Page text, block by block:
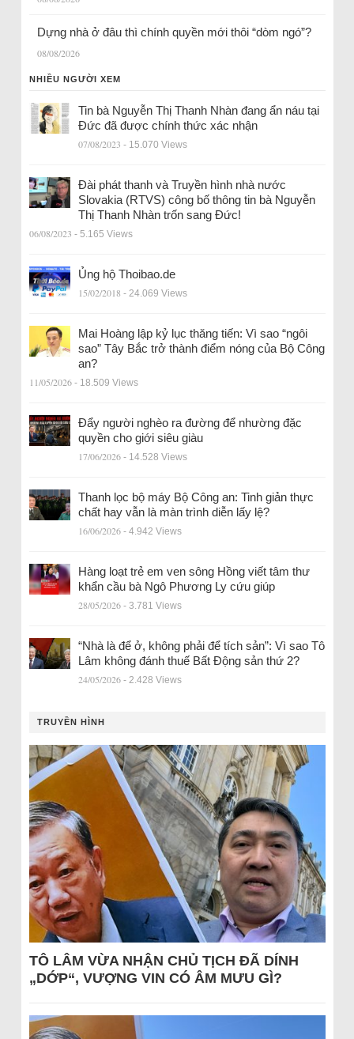
Dựng nhà ở đâu thì chính quyền mới thôi “dòm ngó”?
08/08/2026
NHIỀU NGƯỜI XEM
Tin bà Nguyễn Thị Thanh Nhàn đang ẩn náu tại
Đức đã được chính thức xác nhận
07/08/2023 - 15.070 Views
Đài phát thanh và Truyền hình nhà nước
Slovakia (RTVS) công bố thông tin bà Nguyễn
Thị Thanh Nhàn trốn sang Đức!
06/08/2023 - 5.165 Views
Ủng hộ Thoibao.de
15/02/2018 - 24.069 Views
Mai Hoàng lập kỷ lục thăng tiến: Vì sao “ngôi
sao” Tây Bắc trở thành điểm nóng của Bộ Công
an?
11/05/2026 - 18.509 Views
Đẩy người nghèo ra đường để nhường đặc
quyền cho giới siêu giàu
17/06/2026 - 14.528 Views
Thanh lọc bộ máy Bộ Công an: Tinh giản thực
chất hay vẫn là màn trình diễn lấy lệ?
16/06/2026 - 4.942 Views
Hàng loạt trẻ em ven sông Hồng viết tâm thư
khẩn cầu bà Ngô Phương Ly cứu giúp
28/05/2026 - 3.781 Views
“Nhà là để ở, không phải để tích sản”: Vì sao Tô
Lâm không đánh thuế Bất Động sản thứ 2?
24/05/2026 - 2.428 Views
TRUYỀN HÌNH
TÔ LÂM VỪA NHẬN CHỦ TỊCH ĐÃ DÍNH
„DỚP“, VƯỢNG VIN CÓ ÂM MƯU GÌ?